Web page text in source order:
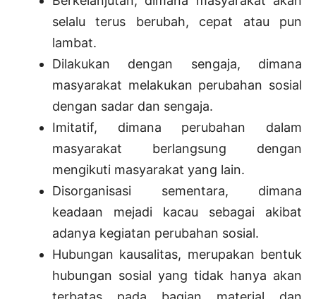
selalu terus berubah, cepat atau pun
lambat.
Dilakukan dengan sengaja, dimana
masyarakat melakukan perubahan sosial
dengan sadar dan sengaja.
Imitatif, dimana perubahan dalam
masyarakat berlangsung dengan
mengikuti masyarakat yang lain.
Disorganisasi sementara, dimana
keadaan mejadi kacau sebagai akibat
adanya kegiatan perubahan sosial.
Hubungan kausalitas, merupakan bentuk
hubungan sosial yang tidak hanya akan